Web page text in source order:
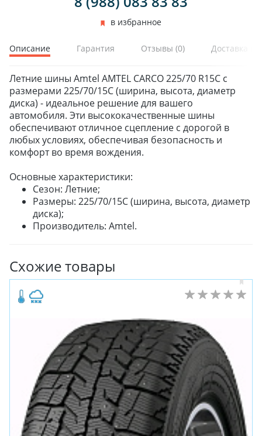
в избранное
Описание Гарантия Отзывы (0) Доставка и
Летние шины Amtel AMTEL CARCO 225/70 R15C с
размерами 225/70/15C (ширина, высота, диаметр
диска) - идеальное решение для вашего
автомобиля. Эти высококачественные шины
обеспечивают отличное сцепление с дорогой в
любых условиях, обеспечивая безопасность и
комфорт во время вождения.
Основные характеристики:
Сезон: Летние;
Размеры: 225/70/15C (ширина, высота, диаметр
диска);
Производитель: Amtel.
Схожие товары